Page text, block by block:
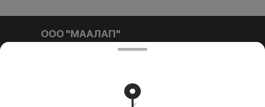
ООО "МААЛАП"
ООО "МААЛАП" УНП 791411769 212001, г. Могилев, ул.
района г. Могилева 16.09.2025 г.
Foodpicásso